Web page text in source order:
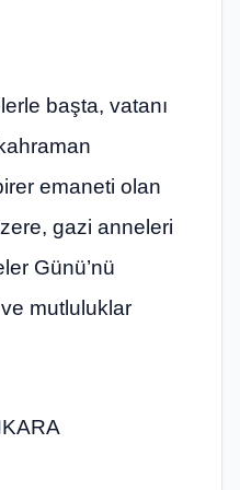
başta, vatanı
emaneti olan
gazi anneleri
Günü’nü
mutluluklar